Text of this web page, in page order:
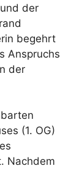
der
begehrt
Anspruchs
der
(1. OG)
Nachdem